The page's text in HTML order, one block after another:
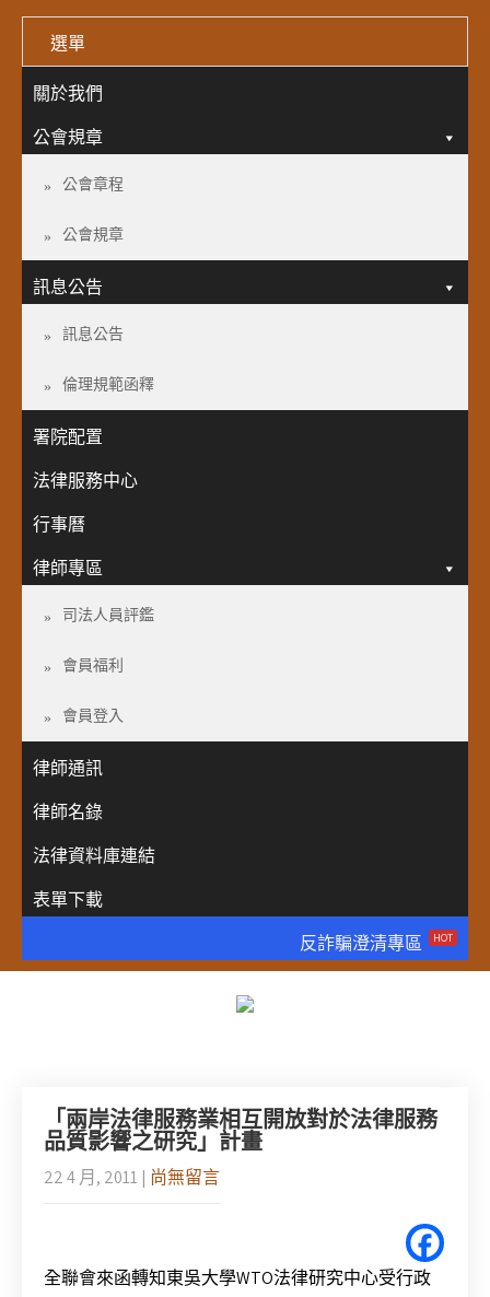
選單
關於我們
公會規章
公會章程
公會規章
訊息公告
訊息公告
倫理規範函釋
署院配置
法律服務中心
行事曆
律師專區
司法人員評鑑
會員福利
會員登入
律師通訊
律師名錄
法律資料庫連結
表單下載
反詐騙澄清專區
HOT
「兩岸法律服務業相互開放對於法律服務
品質影響之研究」計畫
22 4 月, 2011 | 尚無留言
全聯會來函轉知東吳大學WTO法律研究中心受行政